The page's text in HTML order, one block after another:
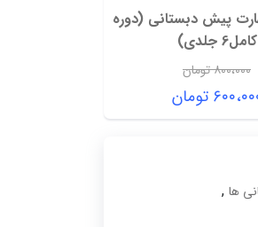
پیش دبستانی (دوره
کامل6 جلدی)
۸۰۰،۰۰۰تومان
قیمت
اصلی:
تومان
قیمت
ها ,